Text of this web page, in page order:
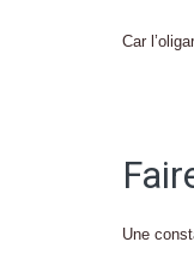
Car
Une